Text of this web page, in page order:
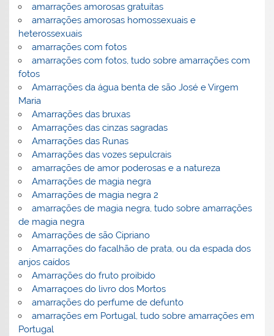
amarrações amorosas gratuitas
amarrações amorosas homossexuais e
heterossexuais
amarrações com fotos
amarrações com fotos, tudo sobre amarrações com
fotos
Amarrações da água benta de são José e Virgem
Maria
Amarrações das bruxas
Amarrações das cinzas sagradas
Amarrações das Runas
Amarrações das vozes sepulcrais
amarrações de amor poderosas e a natureza
Amarrações de magia negra
Amarrações de magia negra 2
amarrações de magia negra, tudo sobre amarrações
de magia negra
Amarrações de são Cipriano
Amarrações do facalhão de prata, ou da espada dos
anjos caídos
Amarrações do fruto proibido
Amarraçoes do livro dos Mortos
amarrações do perfume de defunto
amarrações em Portugal, tudo sobre amarrações em
Portugal